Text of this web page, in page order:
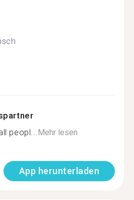
peopl... Mehr lesen
App herunterladen